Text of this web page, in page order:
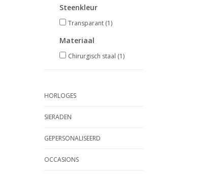
Steenkleur
Transparant (1)
Materiaal
Chirurgisch staal (1)
HORLOGES
SIERADEN
GEPERSONALISEERD
OCCASIONS